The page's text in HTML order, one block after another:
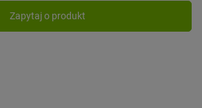
Zapytaj o produkt